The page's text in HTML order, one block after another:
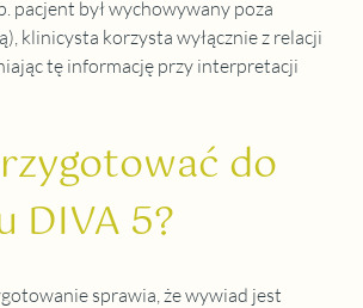
pacjent był wychowywany poza
klinicysta korzysta wyłącznie z relacji
tę informację przy interpretacji
do
DIVA 5?
sprawia, że wywiad jest